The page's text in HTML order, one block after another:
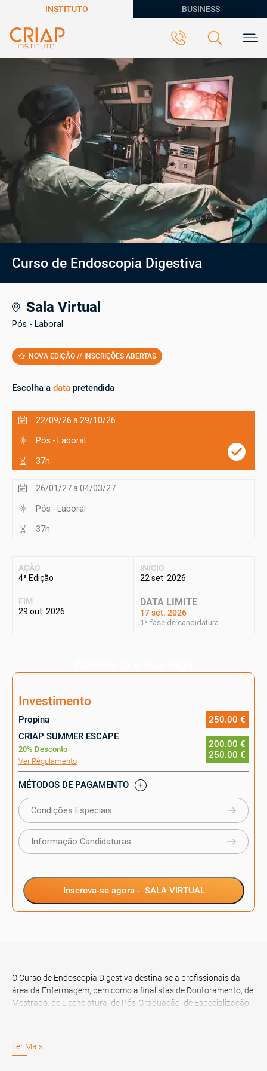
INSTITUTO BUSINESS
Curso de Endoscopia Digestiva
Sala Virtual
Pós - Laboral
NOVA EDIÇÃO // INSCRIÇÕES ABERTAS
Escolha a data pretendida
22/09/26 a 29/10/26
Pós - Laboral
37h
26/01/27 a 04/03/27
Pós - Laboral
37h
AÇÃO
4ª Edição
INÍCIO
22 set. 2026
FIM
29 out. 2026
DATA LIMITE
17 set. 2026
1ª fase de candidatura
Investimento
Propina
250.00 €
CRIAP SUMMER ESCAPE
20% Desconto
Ver Regulamento
200.00 €
250.00 €
MÉTODOS DE PAGAMENTO
Condições Especiais
Informação Candidaturas
Inscreva-se agora - SALA VIRTUAL
O Curso de Endoscopia Digestiva destina-se a profissionais da
área da Enfermagem, bem como a finalistas de Doutoramento, de
Mestrado, de Licenciatura, de Pós-Graduação, de Especialização
Ler Mais